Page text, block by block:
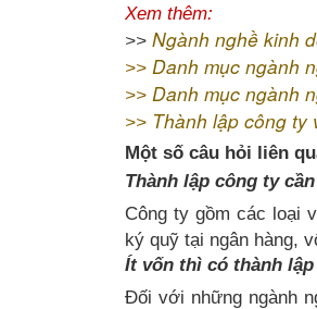
Xem thêm:
>> Ngành nghề kinh
>> Danh mục ngành
>> Danh mục ngành
>> Thành lập công ty
Một số câu hỏi liên
Thành lập công ty
Công ty gồm các loại
ký quỹ tại ngân hàng,
Ít vốn thì có thành
Đối với những ngành